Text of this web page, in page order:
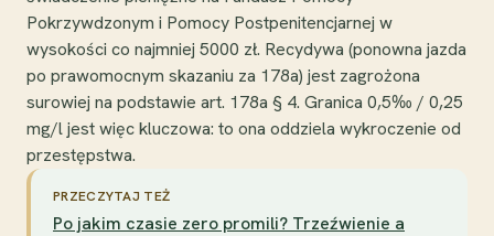
Pokrzywdzonym i Pomocy Postpenitencjarnej w
wysokości co najmniej 5000 zł. Recydywa (ponowna jazda
po prawomocnym skazaniu za 178a) jest zagrożona
surowiej na podstawie art. 178a § 4. Granica 0,5‰ / 0,25
mg/l jest więc kluczowa: to ona oddziela wykroczenie od
przestępstwa.
PRZECZYTAJ TEŻ
Po jakim czasie zero promili? Trzeźwienie a